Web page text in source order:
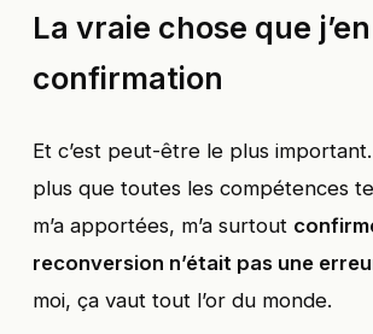
La vraie chose que
confirmation
Et c’est peut-être le plus
plus que toutes les compétences
m’a apportées, m’a surtout
reconversion n’était pas une
moi, ça vaut tout l’or du monde.